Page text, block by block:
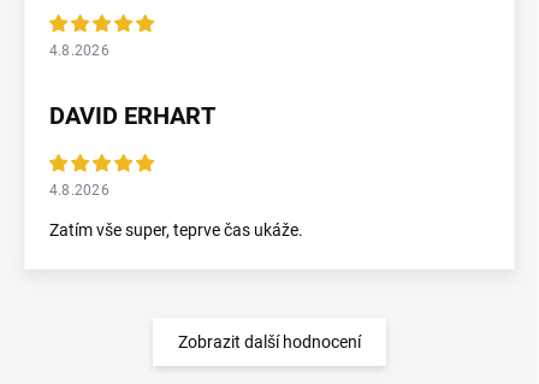
4.8.2026
DAVID ERHART
4.8.2026
Zatím vše super, teprve čas ukáže.
Zobrazit další hodnocení